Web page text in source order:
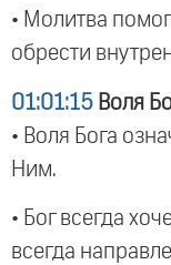
• Молитва
обрести
01:01:15 Воля
• Воля Бога
Ним.
• Бог всегда
всегда